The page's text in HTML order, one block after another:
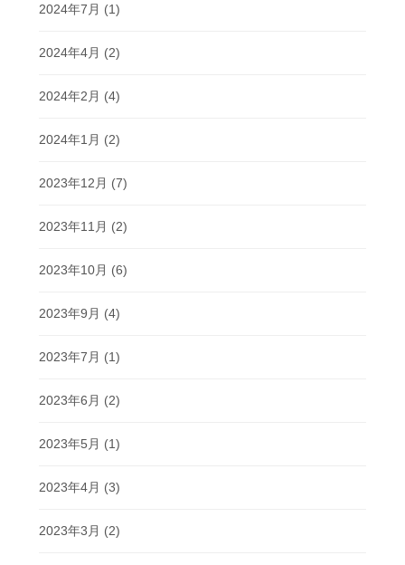
2024年7月 (1)
2024年4月 (2)
2024年2月 (4)
2024年1月 (2)
2023年12月 (7)
2023年11月 (2)
2023年10月 (6)
2023年9月 (4)
2023年7月 (1)
2023年6月 (2)
2023年5月 (1)
2023年4月 (3)
2023年3月 (2)